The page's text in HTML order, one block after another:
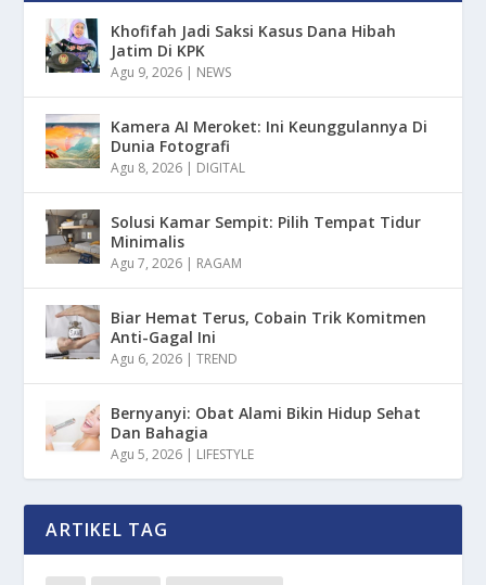
Khofifah Jadi Saksi Kasus Dana Hibah
Jatim Di KPK
Agu 9, 2026 | NEWS
Kamera AI Meroket: Ini Keunggulannya Di
Dunia Fotografi
Agu 8, 2026 | DIGITAL
Solusi Kamar Sempit: Pilih Tempat Tidur
Minimalis
Agu 7, 2026 | RAGAM
Biar Hemat Terus, Cobain Trik Komitmen
Anti-Gagal Ini
Agu 6, 2026 |TREND
Bernyanyi: Obat Alami Bikin Hidup Sehat
Dan Bahagia
Agu 5, 2026 | LIFESTYLE
ARTIKEL TAG